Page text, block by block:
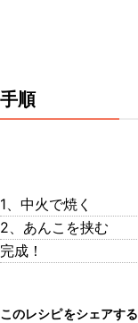
手順
1、中火で焼く
2、あんこを挟む
完成！
このレシピをシェアする